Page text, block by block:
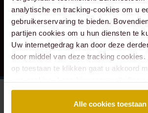
analytische en tracking-cookies om u
gebruikerservaring te bieden.
partijen cookies om u hun diensten te
Uw internetgedrag kan door deze
door middel van deze tracking cookies.
op toestaan te klikken gaat u akkoord
Alle cookies toestaan